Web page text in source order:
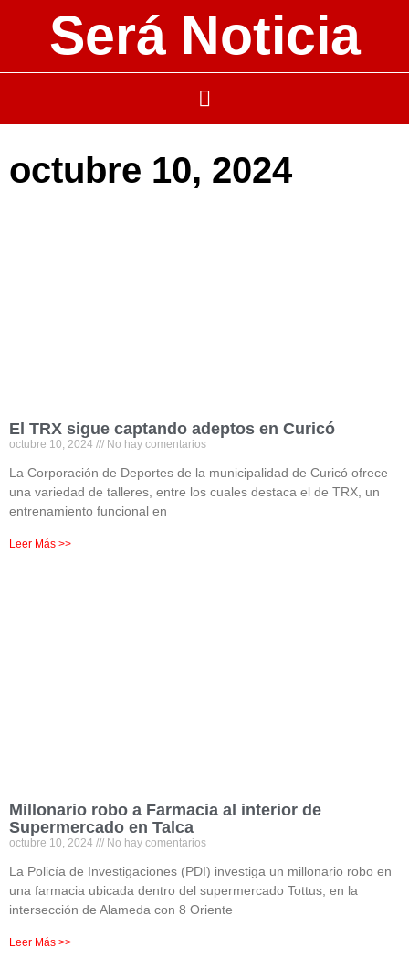
Será Noticia
octubre 10, 2024
El TRX sigue captando adeptos en Curicó
octubre 10, 2024 No hay comentarios
La Corporación de Deportes de la municipalidad de Curicó ofrece
una variedad de talleres, entre los cuales destaca el de TRX, un
entrenamiento funcional en
Leer Más >>
Millonario robo a Farmacia al interior de
Supermercado en Talca
octubre 10, 2024 No hay comentarios
La Policía de Investigaciones (PDI) investiga un millonario robo en
una farmacia ubicada dentro del supermercado Tottus, en la
intersección de Alameda con 8 Oriente
Leer Más >>